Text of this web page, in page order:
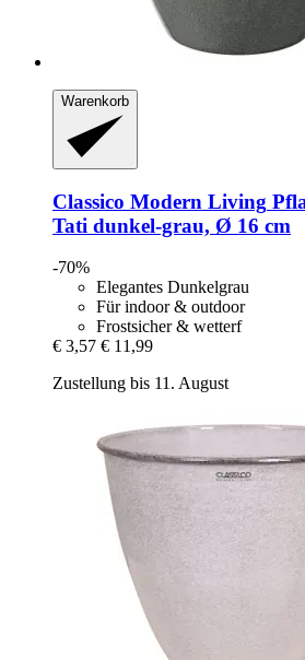
Warenkorb
Classico Modern Living
Tati dunkel-​grau, Ø 16 cm
-70%
Elegantes Dunkelgrau
Für indoor & outdoor
Frostsicher & wetterf
€ 3,57 € 11,99
Zustellung bis 11. August